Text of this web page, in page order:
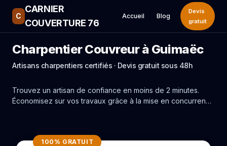
C
CARNIER
COUVERTURE 76
Accueil Blog
Devis
gratuit
Charpentier Couvreur à Guimaëc
Artisans charpentiers certifiés · Devis gratuit sous 48h
Trouvez un artisan de confiance en moins de 2 minutes.
Économisez sur vos travaux grâce à la mise en concurrence
100% GRATUIT